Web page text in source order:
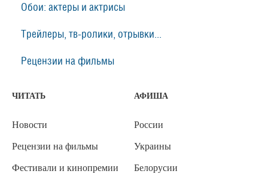
Обои: актеры и актрисы
Трейлеры, тв-ролики, отрывки...
Рецензии на фильмы
ЧИТАТЬ
Новости
Рецензии на фильмы
Фестивали и кинопремии
АФИША
России
Украины
Белорусии